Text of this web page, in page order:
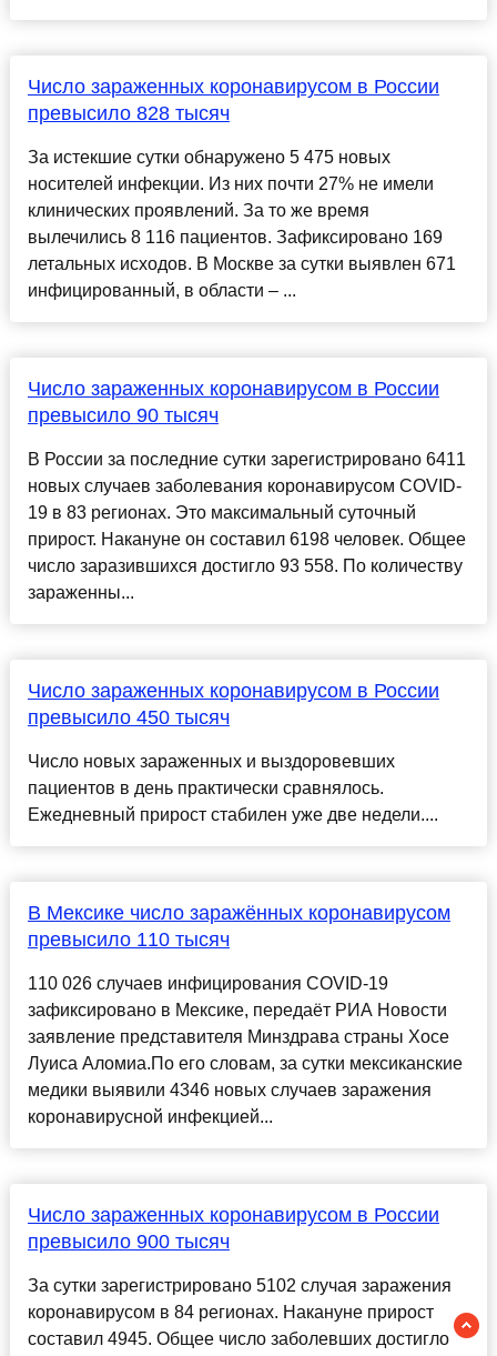
Число зараженных коронавирусом в России
превысило 828 тысяч
За истекшие сутки обнаружено 5 475 новых
носителей инфекции. Из них почти 27% не имели
клинических проявлений. За то же время
вылечились 8 116 пациентов. Зафиксировано 169
летальных исходов. В Москве за сутки выявлен 671
инфицированный, в области – ...
Число зараженных коронавирусом в России
превысило 90 тысяч
В России за последние сутки зарегистрировано 6411
новых случаев заболевания коронавирусом COVID-
19 в 83 регионах. Это максимальный суточный
прирост. Накануне он составил 6198 человек. Общее
число заразившихся достигло 93 558. По количеству
зараженны...
Число зараженных коронавирусом в России
превысило 450 тысяч
Число новых зараженных и выздоровевших
пациентов в день практически сравнялось.
Ежедневный прирост стабилен уже две недели....
В Мексике число заражённых коронавирусом
превысило 110 тысяч
110 026 случаев инфицирования COVID-19
зафиксировано в Мексике, передаёт РИА Новости
заявление представителя Минздрава страны Хосе
Луиса Аломиа.По его словам, за сутки мексиканские
медики выявили 4346 новых случаев заражения
коронавирусной инфекцией...
Число зараженных коронавирусом в России
превысило 900 тысяч
За сутки зарегистрировано 5102 случая заражения
коронавирусом в 84 регионах. Накануне прирост
составил 4945. Общее число заболевших достигло